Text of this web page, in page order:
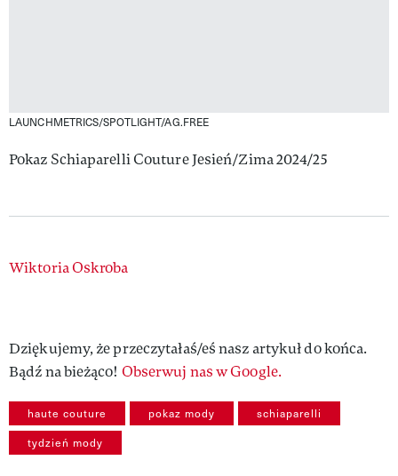
LAUNCHMETRICS/SPOTLIGHT/AG.FREE
Pokaz Schiaparelli Couture Jesień/Zima 2024/25
Authors
Wiktoria Oskroba
Dziękujemy, że przeczytałaś/eś nasz artykuł do końca.
Bądź na bieżąco! Obserwuj nas w Google.
haute couture pokaz mody schiaparelli
tydzień mody